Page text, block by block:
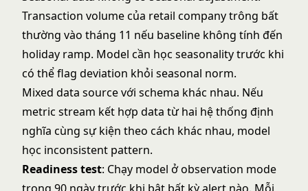
Transaction volume của retail company trông bất
thường vào tháng 11 nếu baseline không tính đến
holiday ramp. Model cần học seasonality trước khi
có thể flag deviation khỏi seasonal norm.
Mixed data source với schema khác nhau. Nếu
metric stream kết hợp data từ hai hệ thống định
nghĩa cùng sự kiện theo cách khác nhau, model
học inconsistent pattern.
Readiness test: Chạy model ở observation mode